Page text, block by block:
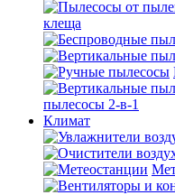
клеща
пылесосы 2-в-1
Климат